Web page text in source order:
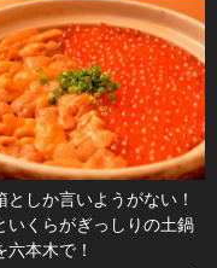
としか言いようがない！
いくらがぎっしりの土鍋
六本木で！